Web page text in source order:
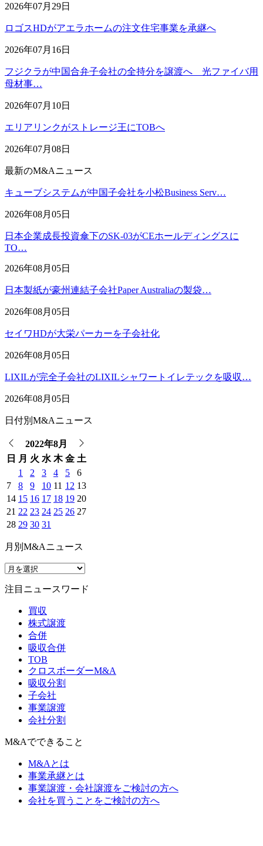
2026年07月29日
ロゴスHDがアエラホームの注文住宅事業を承継へ
2026年07月16日
フジクラが中国合弁子会社の全持分を譲渡へ 光ファイバ用
母材事…
2026年07月10日
エリアリンクがストレージ王にTOBへ
2026年07月08日
最新のM&Aニュース
キューブシステムが中国子会社を小松Business Serv…
2026年08月05日
日本企業成長投資傘下のSK-03がCEホールディングスに
TO…
2026年08月05日
日本製紙が豪州連結子会社Paper Australiaの製袋…
2026年08月05日
セイワHDが大栄パーカーを子会社化
2026年08月05日
LIXILが完全子会社のLIXILシャワートイレテックを吸収…
2026年08月05日
日付別M&Aニュース
2022年8月
日
月 火 水 木 金 土
1
2 3 4 5
6
7
8 9 10 11 12 13
14 15 16 17 18 19 20
21 22 23 24 25 26 27
28 29 30 31
月別M&Aニュース
注目ニュースワード
買収
株式譲渡
合併
吸収合併
TOB
クロスボーダーM&A
吸収分割
子会社
事業譲渡
会社分割
M&Aでできること
M&Aとは
事業承継とは
事業譲渡・会社譲渡をご検討の方へ
会社を買うことをご検討の方へ